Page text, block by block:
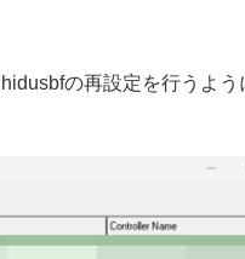
の再設定を行うよう